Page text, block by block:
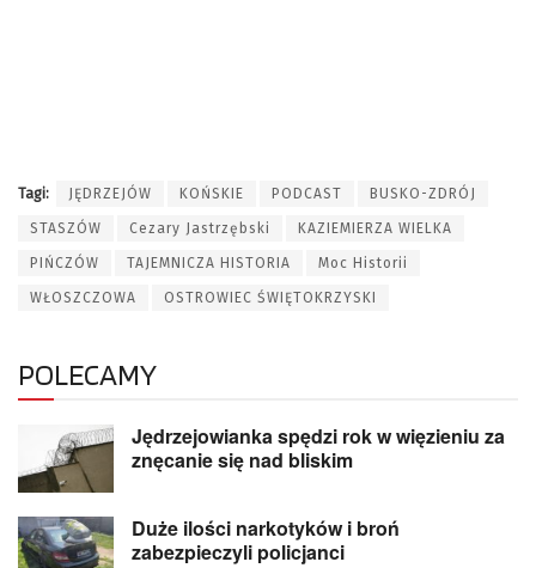
Tagi: JĘDRZEJÓW KOŃSKIE PODCAST BUSKO-ZDRÓJ
STASZÓW Cezary Jastrzębski KAZIEMIERZA WIELKA
PIŃCZÓW TAJEMNICZA HISTORIA Moc Historii
WŁOSZCZOWA OSTROWIEC ŚWIĘTOKRZYSKI
POLECAMY
Jędrzejowianka spędzi rok w więzieniu za
znęcanie się nad bliskim
Duże ilości narkotyków i broń
zabezpieczyli policjanci